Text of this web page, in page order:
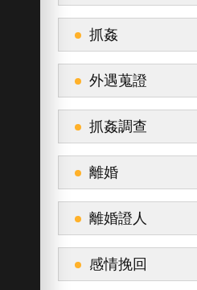
抓姦
外遇蒐證
抓姦調查
離婚
離婚證人
感情挽回